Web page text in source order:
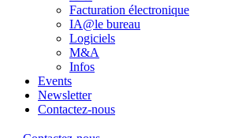
Facturation électronique
IA@le bureau
Logiciels
M&A
Infos
Events
Newsletter
Contactez-nous